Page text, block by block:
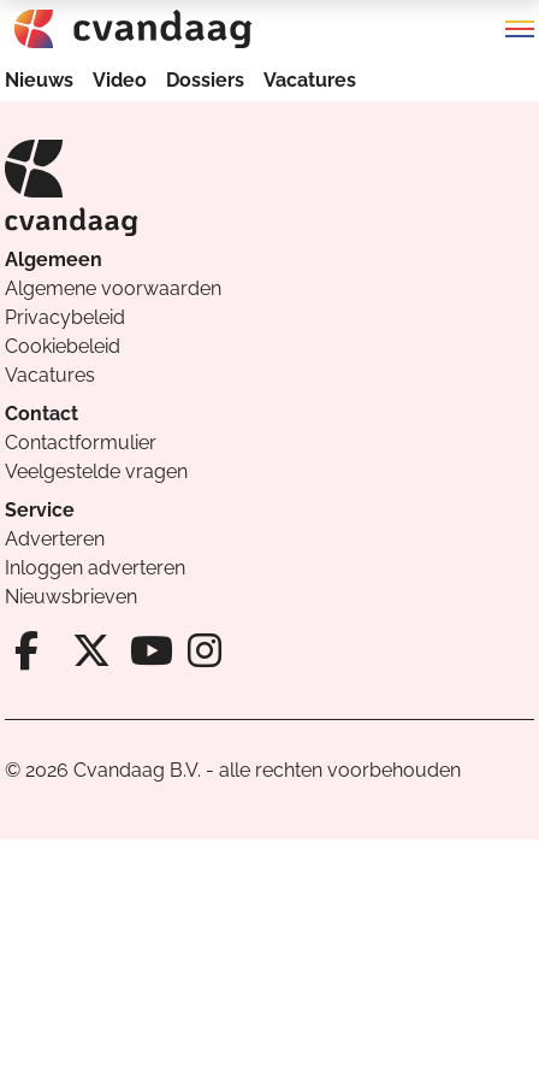
Nieuws Video Dossiers Vacatures
Algemeen
Algemene voorwaarden
Privacybeleid
Cookiebeleid
Vacatures
Contact
Contactformulier
Veelgestelde vragen
Service
Adverteren
Inloggen adverteren
Nieuwsbrieven
Facebook van Cvandaag
X van Cvandaag
Instagram van
© 2026 Cvandaag B.V. - alle rechten voorbehouden